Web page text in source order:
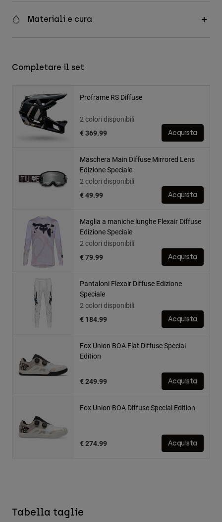
Materiali e cura
Completare il set
Proframe RS Diffuse
2 colori disponibili
€ 369.99
Acquista
Maschera Main Diffuse Mirrored Lens
Edizione Speciale
2 colori disponibili
€ 49.99
Acquista
Maglia a maniche lunghe Flexair Diffuse
Edizione Speciale
2 colori disponibili
€ 79.99
Acquista
Pantaloni Flexair Diffuse Edizione
Speciale
2 colori disponibili
€ 184.99
Acquista
Fox Union BOA Flat Diffuse Special
Edition
€ 249.99 Acquista
Fox Union BOA Diffuse Special Edition
€ 274.99 Acquista
Tabella taglie